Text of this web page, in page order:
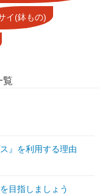
イ(鉢もの)
覧
』を利用する理由
目指しましょう